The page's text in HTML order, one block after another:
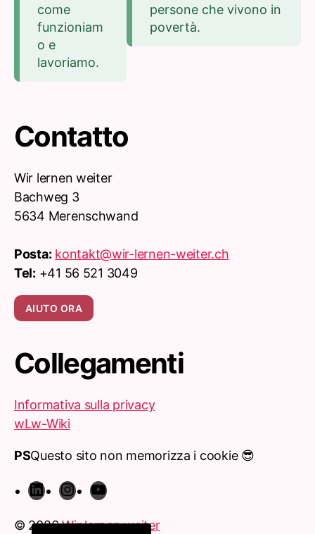
come
funzioniam
o e
lavoriamo.
persone che vivono in
povertà.
Contatto
Wir lernen weiter
Bachweg 3
5634 Merenschwand
Posta: kontakt@wir-lernen-weiter.ch
Tel: +41 56 521 3049
AIUTO ORA
Collegamenti
Informativa sulla privacy
wLw-Wiki
PSQuesto sito non memorizza i cookie 😎
© 2026Wir lernen weiter
Deutsch (Schweiz)
English (UK)